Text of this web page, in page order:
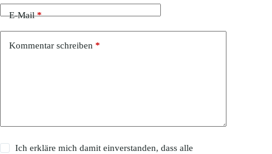
E-Mail*
Kommentar schreiben *
Ich erkläre mich damit einverstanden, dass alle